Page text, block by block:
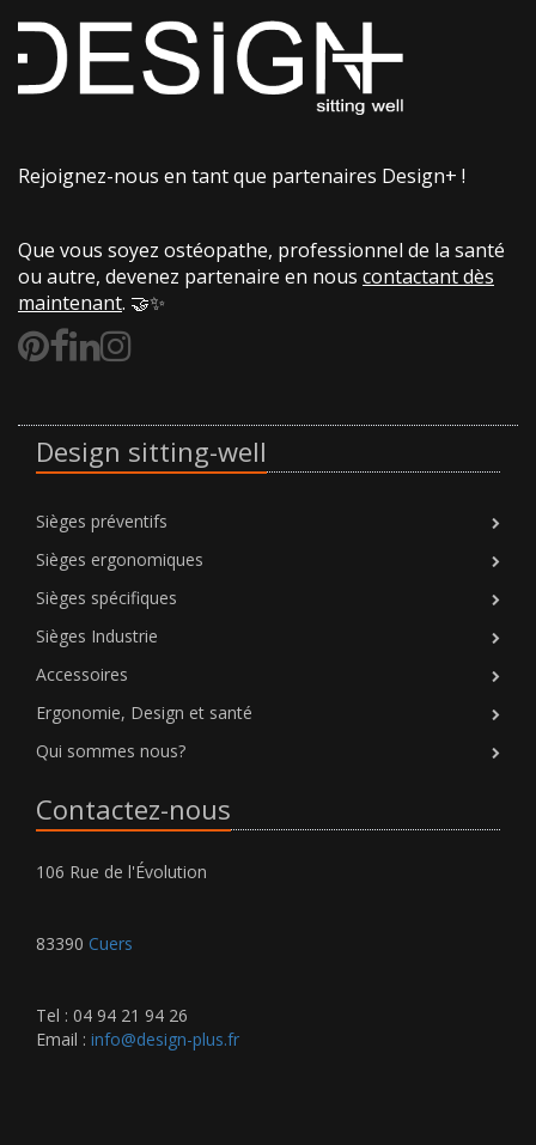
Rejoignez-nous en tant que partenaires Design+ !
Que vous soyez ostéopathe, professionnel de la santé
ou autre, devenez partenaire en nous contactant dès
maintenant. 🤝✨
Design sitting-well
Sièges préventifs
Sièges ergonomiques
Sièges spécifiques
Sièges Industrie
Accessoires
Ergonomie, Design et santé
Qui sommes nous?
Contactez-nous
106 Rue de l'Évolution
83390 Cuers
Tel : 04 94 21 94 26
Email : info@design-plus.fr